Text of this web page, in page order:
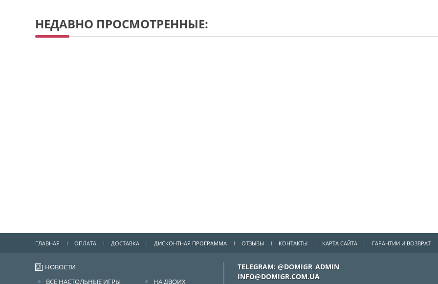
НЕДАВНО ПРОСМОТРЕННЫЕ:
ГЛАВНАЯ ОПЛАТА ДОСТАВКА ДИСКОНТНАЯ ПРОГРАММА ОТЗЫВЫ КОНТАКТЫ КАРТА САЙТА ГАРАНТИИ И ВОЗВРАТ
НОВОСТИ
ВСЕ НАСТОЛЬНЫЕ ИГРЫ
НА ДВОИХ
TELEGRAM: @DOMIGR_ADMIN
INFO@DOMIGR.COM.UA